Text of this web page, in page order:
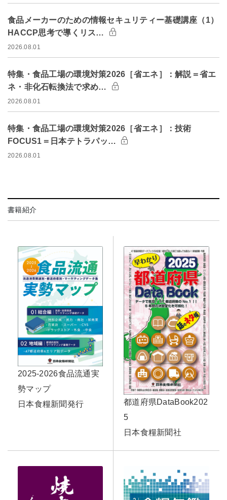
食品メーカーのための情報セキュリティー基礎講座（1）
HACCP思考で導くリス…
2026.08.01
特集・食品工場の環境対策2026［省エネ］：解説＝省エ
ネ・非化石転換法で求め…
2026.08.01
特集・食品工場の環境対策2026［省エネ］：技術
FOCUS1＝日本テトラパッ…
2026.08.01
書籍紹介
2025-2026食品流通実
勢マップ
日本食糧新聞発行
都道府県DataBook202
5
日本食糧新聞社